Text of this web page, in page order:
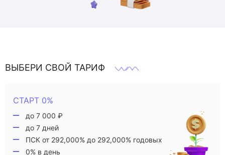
ВЫБЕРИ СВОЙ ТАРИФ
СТАРТ 0%
до 7 000 ₽
до 7 дней
ПСК от 292,000% до 292,000% годовых
0% в день